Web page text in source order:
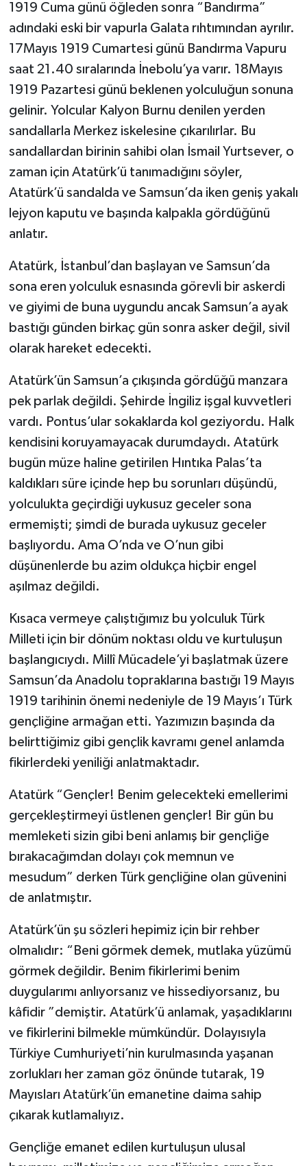
1919 Cuma günü öğleden sonra “Bandırma”
adındaki eski bir vapurla Galata rıhtımından ayrılır.
17Mayıs 1919 Cumartesi günü Bandırma Vapuru
saat 21.40 sıralarında İnebolu’ya varır. 18Mayıs
1919 Pazartesi günü beklenen yolculuğun sonuna
gelinir. Yolcular Kalyon Burnu denilen yerden
sandallarla Merkez iskelesine çıkarılırlar. Bu
sandallardan birinin sahibi olan İsmail Yurtsever, o
zaman için Atatürk’ü tanımadığını söyler,
Atatürk’ü sandalda ve Samsun’da iken geniş yakalı
lejyon kaputu ve başında kalpakla gördüğünü
anlatır.
Atatürk, İstanbul’dan başlayan ve Samsun’da
sona eren yolculuk esnasında görevli bir askerdi
ve giyimi de buna uygundu ancak Samsun’a ayak
bastığı günden birkaç gün sonra asker değil, sivil
olarak hareket edecekti.
Atatürk’ün Samsun’a çıkışında gördüğü manzara
pek parlak değildi. Şehirde İngiliz işgal kuvvetleri
vardı. Pontus’ular sokaklarda kol geziyordu. Halk
kendisini koruyamayacak durumdaydı. Atatürk
bugün müze haline getirilen Hıntıka Palas’ta
kaldıkları süre içinde hep bu sorunları düşündü,
yolculukta geçirdiği uykusuz geceler sona
ermemişti; şimdi de burada uykusuz geceler
başlıyordu. Ama O’nda ve O’nun gibi
düşünenlerde bu azim oldukça hiçbir engel
aşılmaz değildi.
Kısaca vermeye çalıştığımız bu yolculuk Türk
Milleti için bir dönüm noktası oldu ve kurtuluşun
başlangıcıydı. Millî Mücadele’yi başlatmak üzere
Samsun’da Anadolu topraklarına bastığı 19 Mayıs
1919 tarihinin önemi nedeniyle de 19 Mayıs’ı Türk
gençliğine armağan etti. Yazımızın başında da
belirttiğimiz gibi gençlik kavramı genel anlamda
fikirlerdeki yeniliği anlatmaktadır.
Atatürk “Gençler! Benim gelecekteki emellerimi
gerçekleştirmeyi üstlenen gençler! Bir gün bu
memleketi sizin gibi beni anlamış bir gençliğe
bırakacağımdan dolayı çok memnun ve
mesudum” derken Türk gençliğine olan güvenini
de anlatmıştır.
Atatürk’ün şu sözleri hepimiz için bir rehber
olmalıdır: “Beni görmek demek, mutlaka yüzümü
görmek değildir. Benim fikirlerimi benim
duygularımı anlıyorsanız ve hissediyorsanız, bu
kâfidir ”demiştir. Atatürk’ü anlamak, yaşadıklarını
ve fikirlerini bilmekle mümkündür. Dolayısıyla
Türkiye Cumhuriyeti’nin kurulmasında yaşanan
zorlukları her zaman göz önünde tutarak, 19
Mayısları Atatürk’ün emanetine daima sahip
çıkarak kutlamalıyız.
Gençliğe emanet edilen kurtuluşun ulusal